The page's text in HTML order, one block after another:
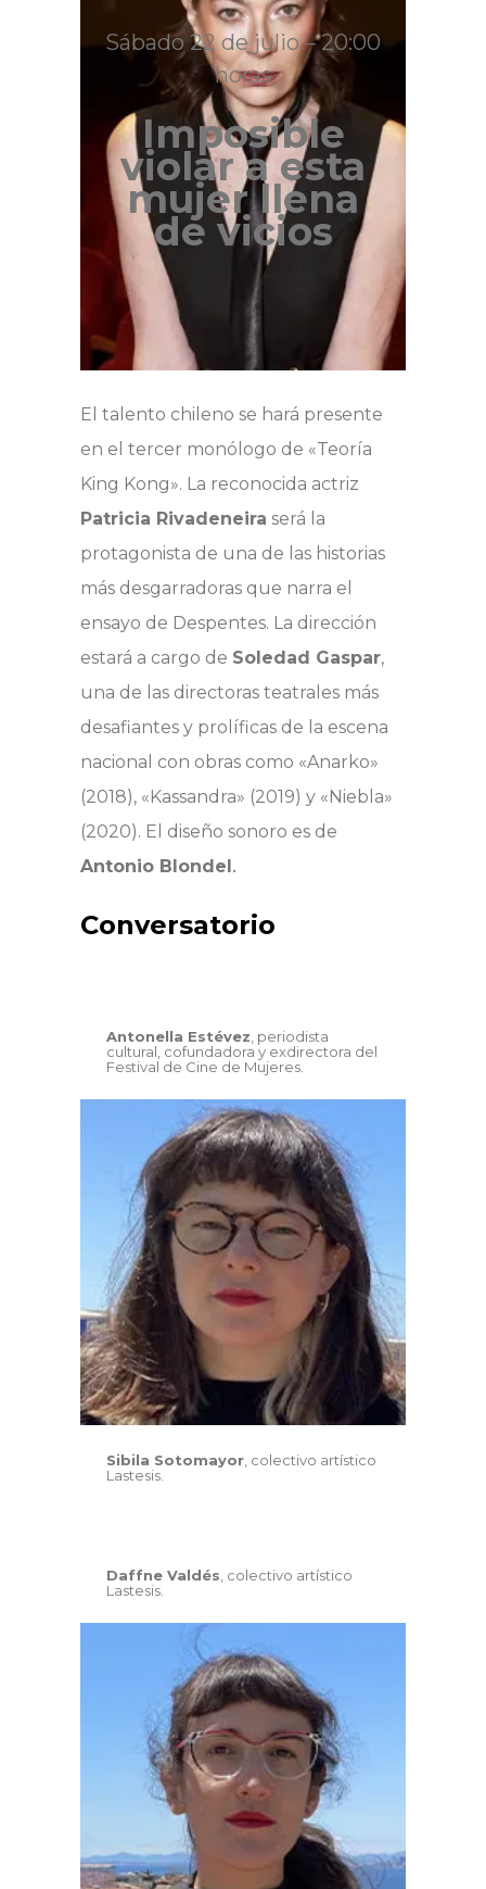
Sábado 22 de julio – 20:00
horas
Imposible
violar a esta
mujer llena
de vicios
El talento chileno se hará presente
en el tercer monólogo de «Teoría
King Kong». La reconocida actriz
Patricia Rivadeneira será la
protagonista de una de las historias
más desgarradoras que narra el
ensayo de Despentes. La dirección
estará a cargo de Soledad Gaspar,
una de las directoras teatrales más
desafiantes y prolíficas de la escena
nacional con obras como «Anarko»
(2018), «Kassandra» (2019) y «Niebla»
(2020). El diseño sonoro es de
Antonio Blondel.
Conversatorio
Antonella Estévez , periodista
cultural, cofundadora y exdirectora del
Festival de Cine de Mujeres.
Sibila Sotomayor , colectivo artístico
Lastesis.
Daffne Valdés , colectivo artístico
Lastesis.